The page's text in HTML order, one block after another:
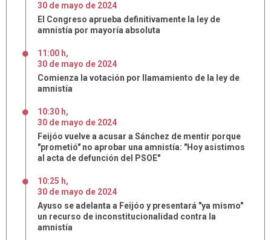
30 de mayo de 2024
El Congreso aprueba definitivamente la ley de
amnistía por mayoría absoluta
11:00 h,
30 de mayo de 2024
Comienza la votación por llamamiento de la ley de
amnistía
10:30 h,
30 de mayo de 2024
Feijóo vuelve a acusar a Sánchez de mentir porque
"prometió" no aprobar una amnistía: "Hoy asistimos
al acta de defunción del PSOE"
10:25 h,
30 de mayo de 2024
Ayuso se adelanta a Feijóo y presentará "ya mismo"
un recurso de inconstitucionalidad contra la
amnistía